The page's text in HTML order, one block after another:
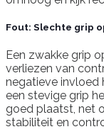
Fout: Slechte grip
Een zwakke grip
verliezen van
negatieve invloed
een stevige grip
goed plaatst, net
stabiliteit en